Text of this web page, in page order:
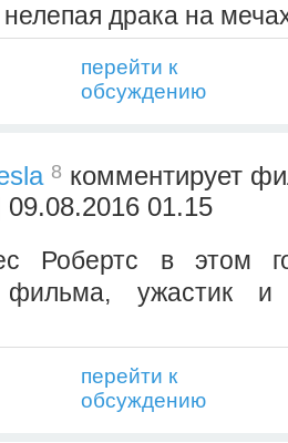
драка на
перейти к
обсуждению
8 комментирует
01.15
Робертс в этом
фильма, ужастик и
перейти к
обсуждению